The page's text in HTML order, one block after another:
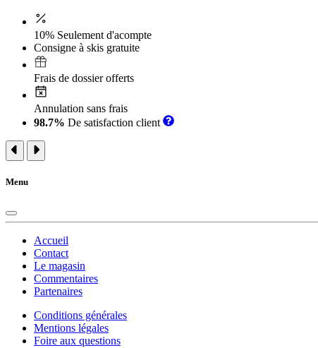
10% Seulement d'acompte
Consigne à skis gratuite
Frais de dossier offerts
Annulation sans frais
98.7% De satisfaction client
Menu
Accueil
Contact
Le magasin
Commentaires
Partenaires
Conditions générales
Mentions légales
Foire aux questions